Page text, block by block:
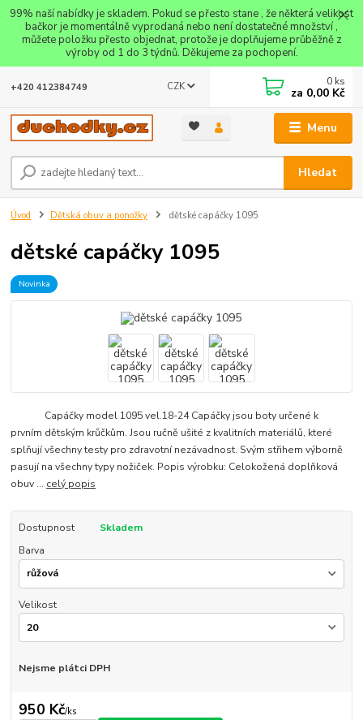
99% naší nabídky je skladem. Pokud se přesto stane , že některá velikost
bačkor je momentálně vyprodaná nebo není dostatečné množství ,
můžete položku přesto objednat, protože je doplňujeme průběžně z
výroby od 1 do 3 týdnů. Děkujeme za pochopení.
Menu
CZK
Hledat
+420 412384749 0 ks
za 0,00 Kč
Úvod Dětská obuv a ponožky dětské capáčky 1095
dětské capáčky 1095
Novinka
Capáčky model 1095 vel.18-24 Capáčky jsou boty určené k
prvním dětským krůčkům. Jsou ručně ušité z kvalitních materiálů, které
splňují všechny testy pro zdravotní nezávadnost. Svým střihem výborně
pasují na všechny typy nožiček. Popis výrobku: Celokožená doplňková
obuv ... celý popis
Dostupnost
Skladem
Barva
Velikost
Nejsme plátci DPH
950 Kč/ks